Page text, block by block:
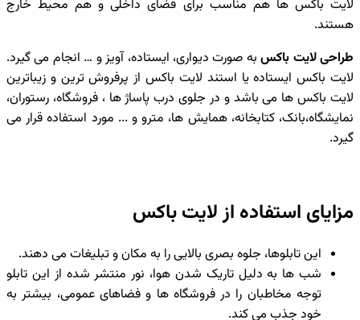
لایت باکس ها هم مناسب برای فضای داخلی و هم محیط خارج
هستند.
طراحی لایت باکسبه صورت دیواری، ایستاده، آویز و … انجام می گیرد.
لایت باکس ایستاده یا استند لایت باکس از پرفروش ترین و زیباترین
لایت باکس ها می باشد و در جلوی درب پاساژ ها ، فروشگاه، رستوران،
نمایشگاه،بانک، کتابخانه، همایش ها، مترو و ... مورد استفاده قرار می
گیرد.
مزایای استفاده از لایت باکس
این تابلوها، جلوه بصری بالایی را به مکان و تبلیغات می دهند.
شب ها به دلیل تاریک شدن هوا، نور منتشر شده از این تابلو
توجه مخاطبان را در فروشگاه ها و فضاهای عمومی، بیشتر به
خود جذب می کند.